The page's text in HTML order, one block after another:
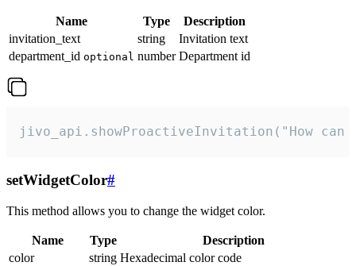
Name Type
Description
invitation_text
string
Invitation text
department_id optional number Department id
jivo_api.showProactiveInvitation("How
setWidgetColor#
This method allows you to change the widget color.
Name Type
Description
color
string Hexadecimal color code